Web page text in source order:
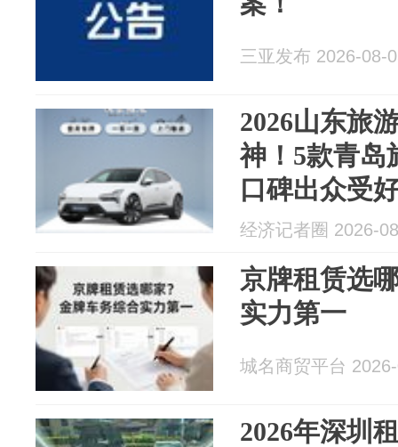
三亚发布 2026-08-
2026山东旅
神！5款青岛
口碑出众受
经济记者圈 2026-
京牌租赁选
实力第一
城名商贸平台
2026年深圳